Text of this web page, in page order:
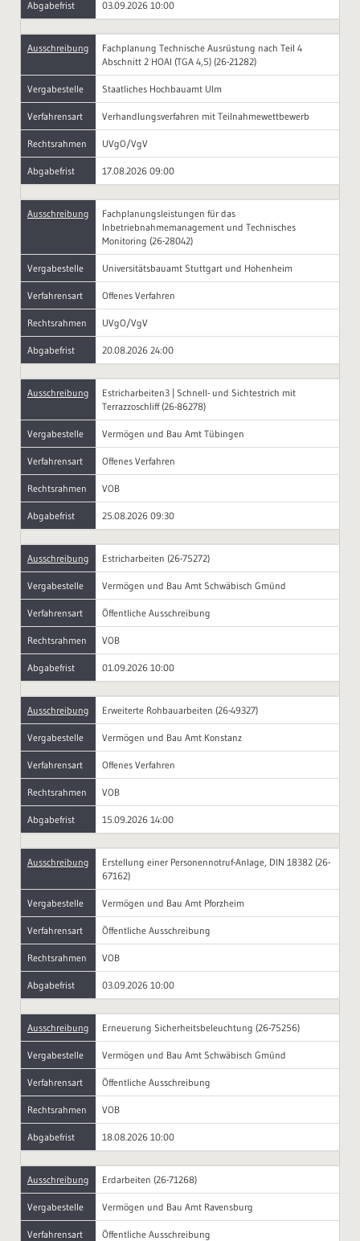
Abgabefrist 03.09.2026 10:00
Ausschreibung
Fachplanung Technische Ausrüstung nach Teil 4
Abschnitt 2 HOAI (TGA 4,5) (26-21282)
Vergabestelle Staatliches Hochbauamt Ulm
Verfahrensart Verhandlungsverfahren mit Teilnahmewettbewerb
Rechtsrahmen UVgO/VgV
Abgabefrist 17.08.2026 09:00
Ausschreibung
Fachplanungsleistungen für das
Inbetriebnahmemanagement und Technisches
Monitoring (26-28042)
Vergabestelle Universitätsbauamt Stuttgart und Hohenheim
Verfahrensart Offenes Verfahren
Rechtsrahmen UVgO/VgV
Abgabefrist 20.08.2026 24:00
Ausschreibung
Estricharbeiten3 | Schnell- und Sichtestrich mit
Terrazzoschliff (26-86278)
Vergabestelle Vermögen und Bau Amt Tübingen
Verfahrensart Offenes Verfahren
Rechtsrahmen VOB
Abgabefrist 25.08.2026 09:30
Ausschreibung Estricharbeiten (26-75272)
Vergabestelle Vermögen und Bau Amt Schwäbisch Gmünd
Verfahrensart Öffentliche Ausschreibung
Rechtsrahmen VOB
Abgabefrist 01.09.2026 10:00
Ausschreibung Erweiterte Rohbauarbeiten (26-49327)
Vergabestelle Vermögen und Bau Amt Konstanz
Verfahrensart Offenes Verfahren
Rechtsrahmen VOB
Abgabefrist 15.09.2026 14:00
Ausschreibung
Erstellung einer Personennotruf-Anlage, DIN 18382 (26-
67162)
Vergabestelle Vermögen und Bau Amt Pforzheim
Verfahrensart Öffentliche Ausschreibung
Rechtsrahmen VOB
Abgabefrist 03.09.2026 10:00
Ausschreibung Erneuerung Sicherheitsbeleuchtung (26-75256)
Vergabestelle Vermögen und Bau Amt Schwäbisch Gmünd
Verfahrensart Öffentliche Ausschreibung
Rechtsrahmen VOB
Abgabefrist 18.08.2026 10:00
Ausschreibung Erdarbeiten (26-71268)
Vergabestelle Vermögen und Bau Amt Ravensburg
Verfahrensart Öffentliche Ausschreibung